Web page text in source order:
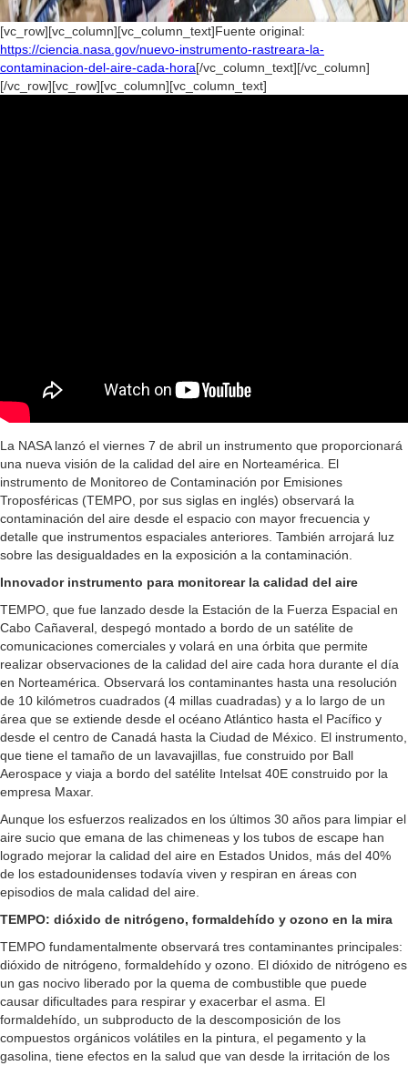
[vc_row][vc_column][vc_column_text]Fuente original:
https://ciencia.nasa.gov/nuevo-instrumento-rastreara-la-
contaminacion-del-aire-cada-hora[/vc_column_text][/vc_column]
[/vc_row][vc_row][vc_column][vc_column_text]
La NASA lanzó el viernes 7 de abril un instrumento que proporcionará
una nueva visión de la calidad del aire en Norteamérica. El
instrumento de Monitoreo de Contaminación por Emisiones
Troposféricas (TEMPO, por sus siglas en inglés) observará la
contaminación del aire desde el espacio con mayor frecuencia y
detalle que instrumentos espaciales anteriores. También arrojará luz
sobre las desigualdades en la exposición a la contaminación.
Innovador instrumento para monitorear la calidad del aire
TEMPO, que fue lanzado desde la Estación de la Fuerza Espacial en
Cabo Cañaveral, despegó montado a bordo de un satélite de
comunicaciones comerciales y volará en una órbita que permite
realizar observaciones de la calidad del aire cada hora durante el día
en Norteamérica. Observará los contaminantes hasta una resolución
de 10 kilómetros cuadrados (4 millas cuadradas) y a lo largo de un
área que se extiende desde el océano Atlántico hasta el Pacífico y
desde el centro de Canadá hasta la Ciudad de México. El instrumento,
que tiene el tamaño de un lavavajillas, fue construido por Ball
Aerospace y viaja a bordo del satélite Intelsat 40E construido por la
empresa Maxar.
Aunque los esfuerzos realizados en los últimos 30 años para limpiar el
aire sucio que emana de las chimeneas y los tubos de escape han
logrado mejorar la calidad del aire en Estados Unidos, más del 40%
de los estadounidenses todavía viven y respiran en áreas con
episodios de mala calidad del aire.
TEMPO: dióxido de nitrógeno, formaldehído y ozono en la mira
TEMPO fundamentalmente observará tres contaminantes principales:
dióxido de nitrógeno, formaldehído y ozono. El dióxido de nitrógeno es
un gas nocivo liberado por la quema de combustible que puede
causar dificultades para respirar y exacerbar el asma. El
formaldehído, un subproducto de la descomposición de los
compuestos orgánicos volátiles en la pintura, el pegamento y la
gasolina, tiene efectos en la salud que van desde la irritación de los